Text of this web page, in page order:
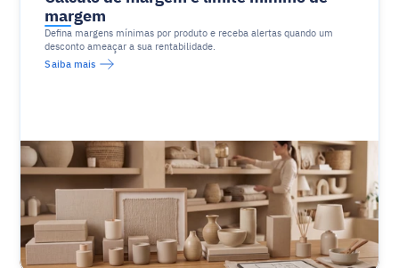
margem
Defina margens mínimas por produto e receba alertas quando um
desconto ameaçar a sua rentabilidade.
Saiba mais